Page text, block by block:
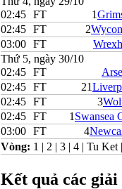
02:45 FT 1
02:45 FT 2
03:00 FT
Thứ 5, ngày 30/10
02:45 FT
02:45 FT 1
2
02:45 FT 3
02:45 FT Swansea
1
03:00 FT 4
Vòng: 1 | 2 | 3 | 4 | Tu Ket |
Kết quả các giải